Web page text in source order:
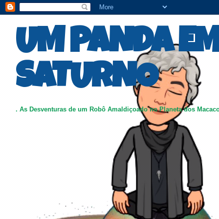
UM PANDA
SATURNO
. As Desventuras de um Robô Amaldiçoado no Planeta dos